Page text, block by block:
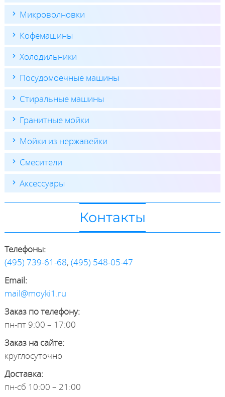
Микроволновки
Кофемашины
Холодильники
Посудомоечные машины
Стиральные машины
Гранитные мойки
Мойки из нержавейки
Смесители
Аксессуары
Контакты
Телефоны:
(495) 739-61-68, (495) 548-05-47
Email:
mail@moyki1.ru
Заказ по телефону:
пн-пт 9:00 – 17:00
Заказ на сайте:
круглосуточно
Доставка:
пн-сб 10:00 – 21:00